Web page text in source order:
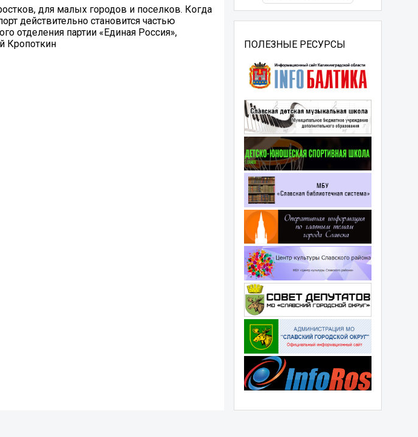
для малых городов и поселков. Когда
действительно становится частью
отделения партии «Единая Россия»,
Кропоткин
ПОЛЕЗНЫЕ РЕСУРСЫ